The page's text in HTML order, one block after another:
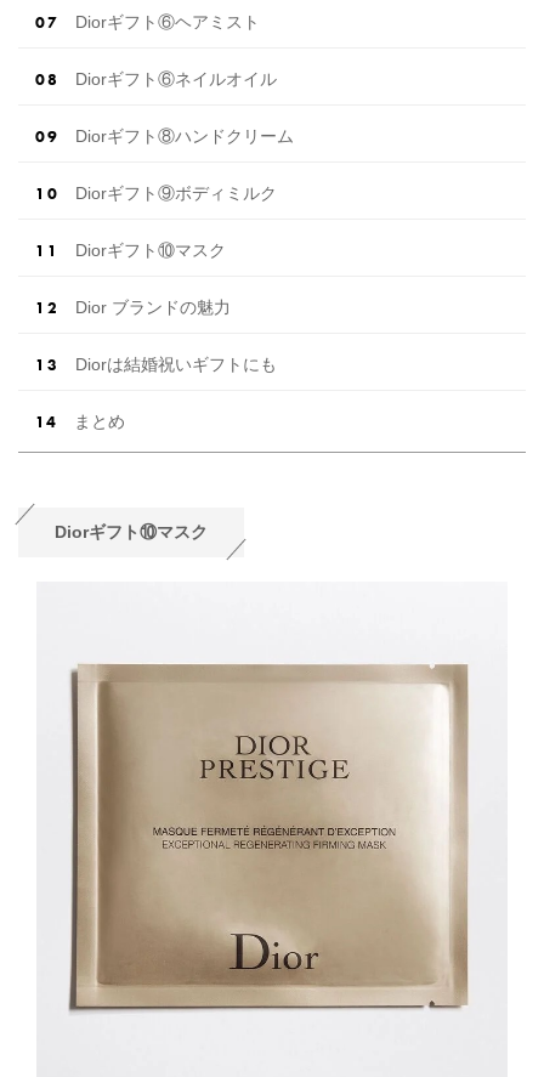
Diorギフト⑥ヘアミスト
Diorギフト⑥ネイルオイル
Diorギフト⑧ハンドクリーム
Diorギフト⑨ボディミルク
Diorギフト⑩マスク
Dior ブランドの魅力
Diorは結婚祝いギフトにも
まとめ
Diorギフト⑩マスク